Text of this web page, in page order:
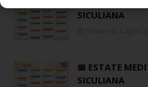
SICULIANA
📅 ESTATE
SICULIANA